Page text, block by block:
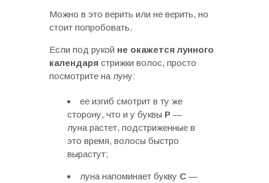
Можно в это верить или не верить, но
стоит попробовать.
Если под рукой не окажется лунного
календаря стрижки волос, просто
посмотрите на луну:
ее изгиб смотрит в ту же
сторону, что и у буквы Р —
луна растет, подстриженные в
это время, волосы быстро
вырастут;
луна напоминает букву С —